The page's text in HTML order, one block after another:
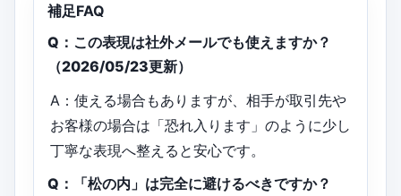
補足FAQ
Q：この表現は社外メールでも使えますか？
（2026/05/23更新）
A：使える場合もありますが、相手が取引先や
お客様の場合は「恐れ入ります」のように少し
丁寧な表現へ整えると安心です。
Q：「松の内」は完全に避けるべきですか？